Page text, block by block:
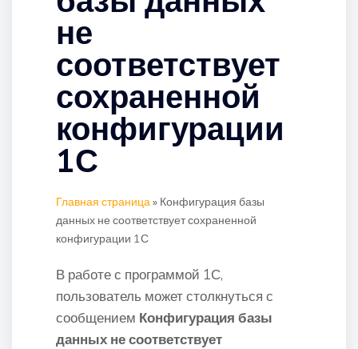
не
соответствует
сохраненной
конфигурации
1С
Главная страница» Конфигурация базы
данных не соответствует сохраненной
конфигурации 1С
В работе с программой 1С,
пользователь может столкнуться с
сообщением Конфигурация базы
данных не соответствует